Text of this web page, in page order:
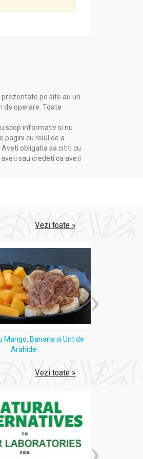
pe site au un
de operare. Toate
scop informativ si nu
pagini cu rolul de a
obligatia sa cititi cu
sau credeti ca aveti
Vezi toate »
Mango, Banana si Unt de
Arahide
Vezi toate »